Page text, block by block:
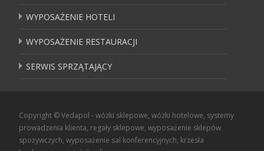
WYPOSAŻENIE HOTELI
WYPOSAŻENIE RESTAURACJI
SERWIS SPRZĄTAJĄCY
Copyright © Vedapol - wózki sklepowe, wózki hotelowe, systemy
prowadzenia klienta, regały sklepowe, wyposażenie sklepów
spożywczych, wyposażenie sal konferencyjnych, krzesła